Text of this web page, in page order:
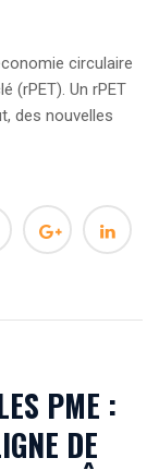
circulaire
(rPET). Un rPET
des nouvelles
PME :
DE